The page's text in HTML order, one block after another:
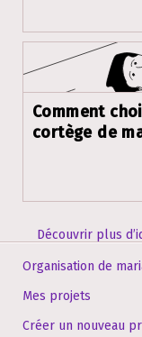
Comment
cortège de
Découvrir plus
Organisation de
Mes projets
Créer un nouveau